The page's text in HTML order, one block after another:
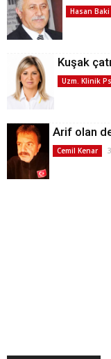
Hasan Baki
Kuşak
Uzm. Klinik
Arif olan
Cemil Kenar